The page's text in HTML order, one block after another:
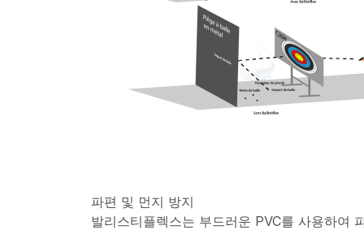
파편 및 먼지 방지
발리스티플렉스는 부드러운 PVC를 사용하여